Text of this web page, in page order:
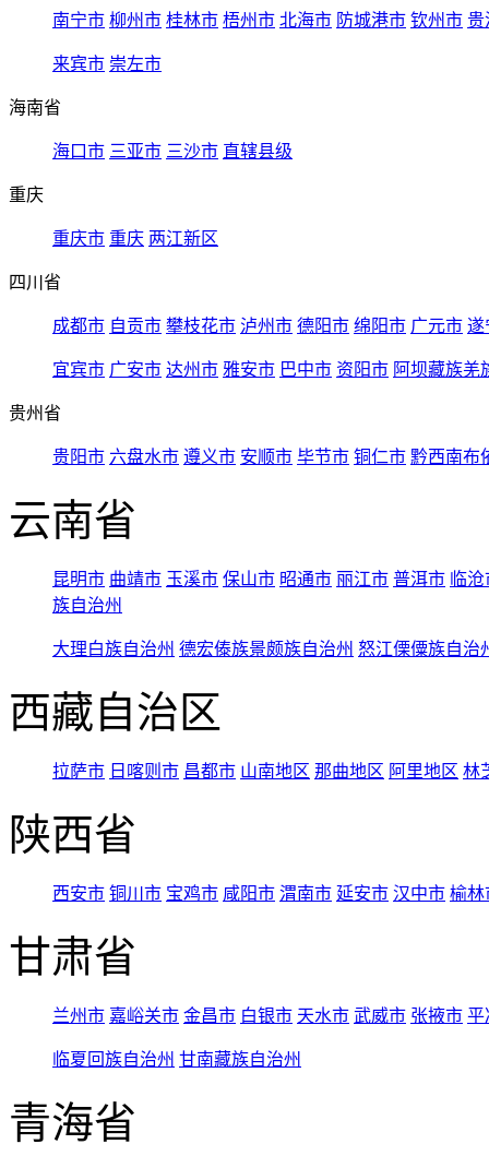
南宁市 柳州市 桂林市 梧州市 北海市 防城港市 钦州市 贵
来宾市 崇左市
海南省
海口市 三亚市 三沙市 直辖县级
重庆
重庆市 重庆 两江新区
四川省
成都市 自贡市 攀枝花市 泸州市 德阳市 绵阳市 广元市 遂
宜宾市 广安市 达州市 雅安市 巴中市 资阳市 阿坝藏族羌
贵州省
贵阳市 六盘水市 遵义市 安顺市 毕节市 铜仁市 黔西南布
云南省
昆明市 曲靖市 玉溪市 保山市 昭通市 丽江市 普洱市 临
族自治州
大理白族自治州 德宏傣族景颇族自治州 怒江傈僳族自治
西藏自治区
拉萨市 日喀则市 昌都市 山南地区 那曲地区 阿里地区 林
陕西省
西安市 铜川市 宝鸡市 咸阳市 渭南市 延安市 汉中市 榆林
甘肃省
兰州市 嘉峪关市 金昌市 白银市 天水市 武威市 张掖市 平
临夏回族自治州 甘南藏族自治州
青海省